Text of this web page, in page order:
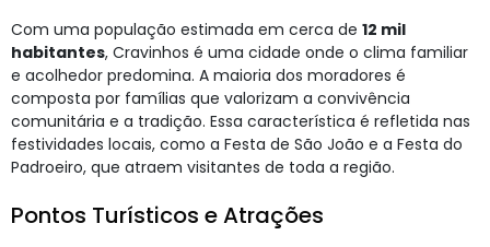
Com uma população estimada em cerca de 12 mil
habitantes, Cravinhos é uma cidade onde o clima familiar
e acolhedor predomina. A maioria dos moradores é
composta por famílias que valorizam a convivência
comunitária e a tradição. Essa característica é refletida nas
festividades locais, como a Festa de São João e a Festa do
Padroeiro, que atraem visitantes de toda a região.
Pontos Turísticos e Atrações